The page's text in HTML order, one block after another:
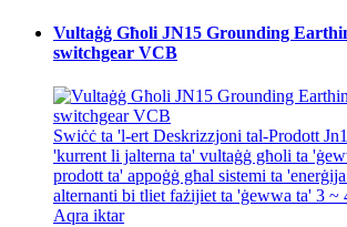
Vultaġġ Għoli JN15 Grounding
switchgear VCB
Swiċċ ta 'l-ert Deskrizzjoni tal-Prodott
'kurrent li jalterna ta' vultaġġ għoli ta
prodott ta' appoġġ għal sistemi ta
alternanti bi tliet fażijiet ta 'ġewwa ta' 3 ~
Aqra iktar